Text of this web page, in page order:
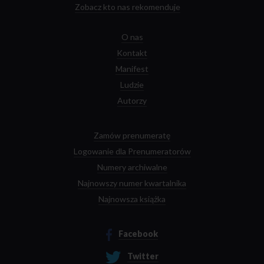
Zobacz kto nas rekomenduje
O nas
Kontakt
Manifest
Ludzie
Autorzy
Zamów prenumeratę
Logowanie dla Prenumeratorów
Numery archiwalne
Najnowszy numer kwartalnika
Najnowsza książka
Facebook
Twitter